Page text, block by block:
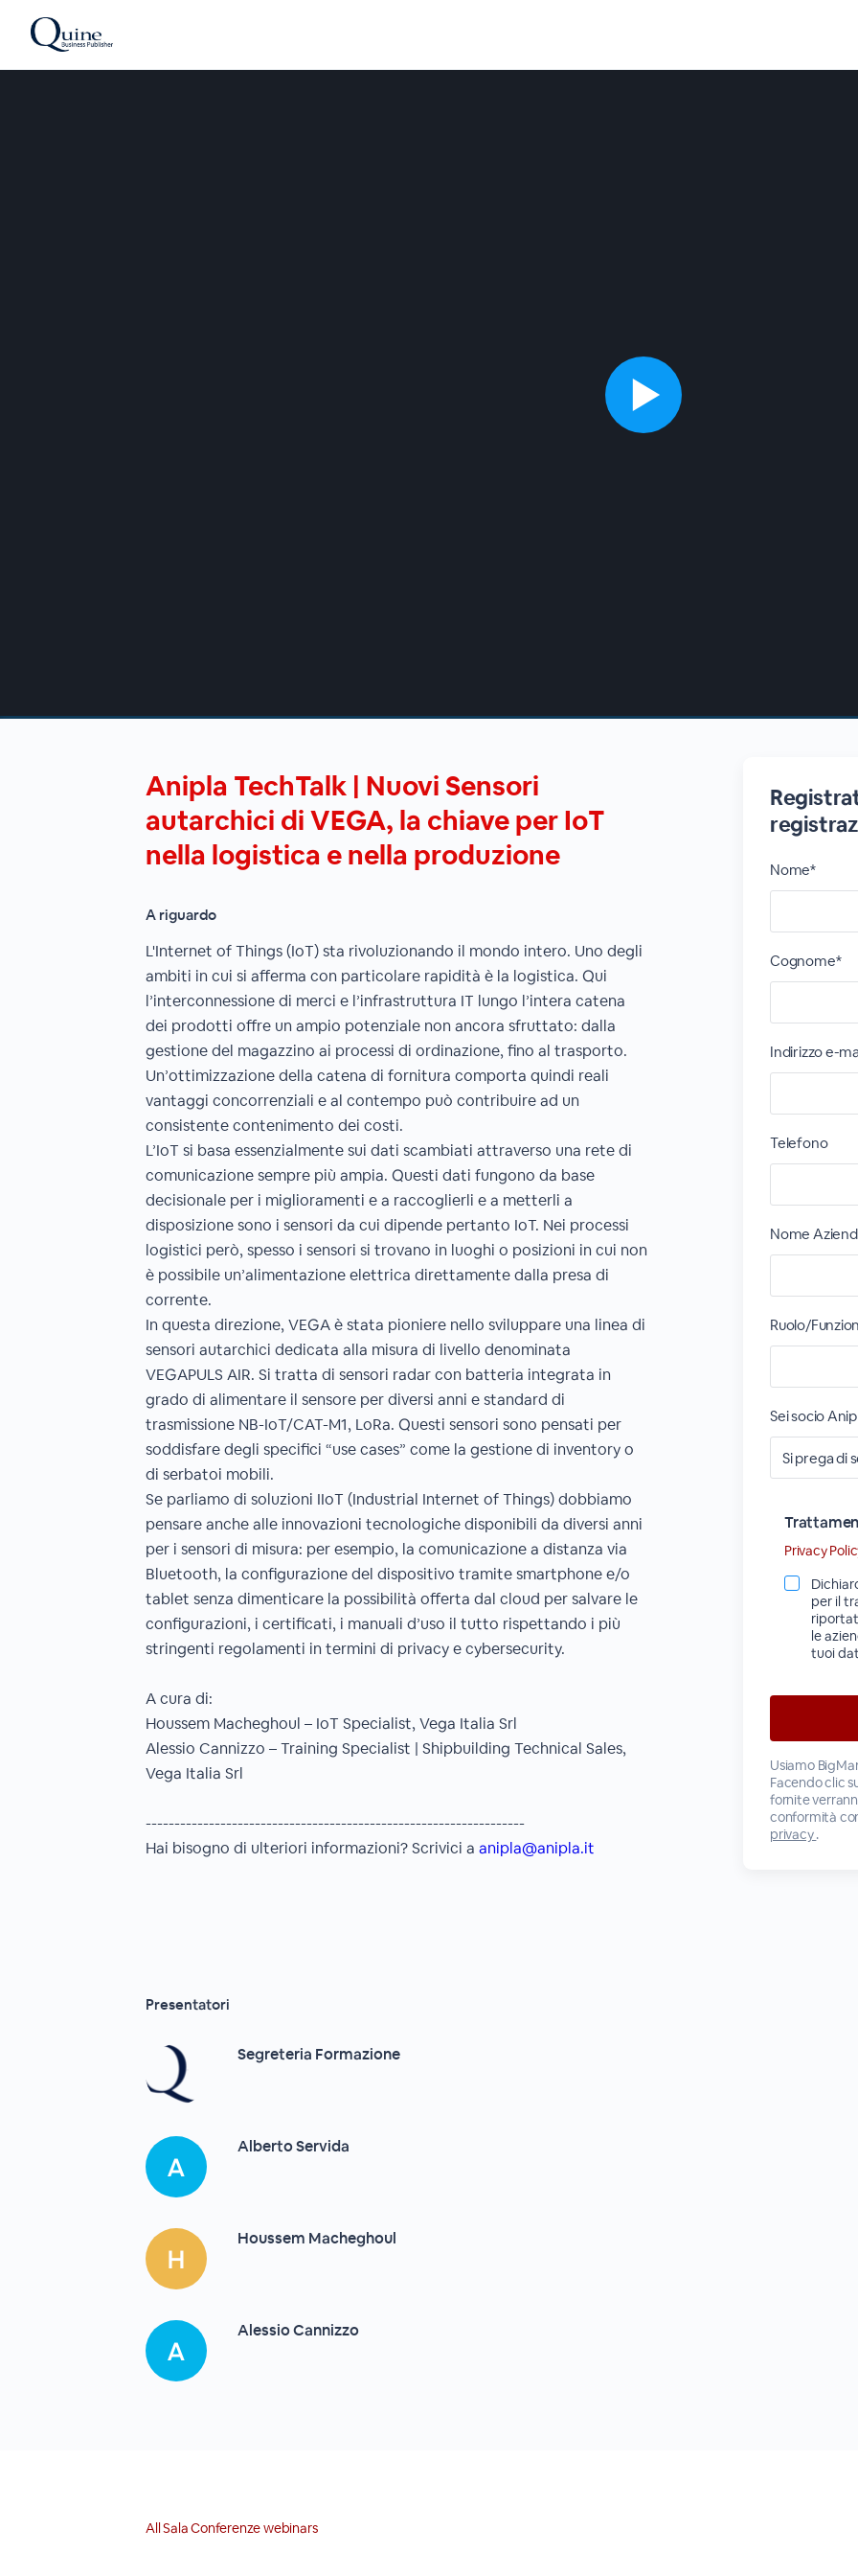
Anipla TechTalk | Nuovi Sensori
autarchici di VEGA, la chiave per IoT
nella logistica e nella produzione
A riguardo
L'Internet of Things (IoT) sta rivoluzionando il mondo intero. Uno degli
ambiti in cui si afferma con particolare rapidità è la logistica. Qui
l’interconnessione di merci e l’infrastruttura IT lungo l’intera catena
dei prodotti offre un ampio potenziale non ancora sfruttato: dalla
gestione del magazzino ai processi di ordinazione, fino al trasporto.
Un’ottimizzazione della catena di fornitura comporta quindi reali
vantaggi concorrenziali e al contempo può contribuire ad un
consistente contenimento dei costi.
L’IoT si basa essenzialmente sui dati scambiati attraverso una rete di
comunicazione sempre più ampia. Questi dati fungono da base
decisionale per i miglioramenti e a raccoglierli e a metterli a
disposizione sono i sensori da cui dipende pertanto IoT. Nei processi
logistici però, spesso i sensori si trovano in luoghi o posizioni in cui non
è possibile un’alimentazione elettrica direttamente dalla presa di
corrente.
In questa direzione, VEGA è stata pioniere nello sviluppare una linea di
sensori autarchici dedicata alla misura di livello denominata
VEGAPULS AIR. Si tratta di sensori radar con batteria integrata in
grado di alimentare il sensore per diversi anni e standard di
trasmissione NB-IoT/CAT-M1, LoRa. Questi sensori sono pensati per
soddisfare degli specifici “use cases” come la gestione di inventory o
di serbatoi mobili.
Se parliamo di soluzioni IIoT (Industrial Internet of Things) dobbiamo
pensare anche alle innovazioni tecnologiche disponibili da diversi anni
per i sensori di misura: per esempio, la comunicazione a distanza via
Bluetooth, la configurazione del dispositivo tramite smartphone e/o
tablet senza dimenticare la possibilità offerta dal cloud per salvare le
configurazioni, i certificati, i manuali d’uso il tutto rispettando i più
stringenti regolamenti in termini di privacy e cybersecurity.
A cura di:
Houssem Macheghoul – IoT Specialist, Vega Italia Srl
Alessio Cannizzo – Training Specialist | Shipbuilding Technical Sales,
Vega Italia Srl
------------------------------------------------------------------
Hai bisogno di ulteriori informazioni? Scrivici a anipla@anipla.it
Presentatori
Segreteria Formazione
Alberto Servida
Houssem Macheghoul
Alessio Cannizzo
Nome*
Cognome*
Indirizzo e-
Telefono
Nome
Ruolo/
Sei socio
Privacy
per il
le
tuoi
Usiamo
Facendo clic
fornite
conformità
privacy.
All Sala Conferenze webinars